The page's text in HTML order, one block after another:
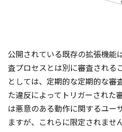
公開されている既存の拡張機能
査プロセスとは別に審査される
としては、定期的な定期的な審
た違反によってトリガーされた
は悪意のある動作に関するユー
ますが、これらに限定されません